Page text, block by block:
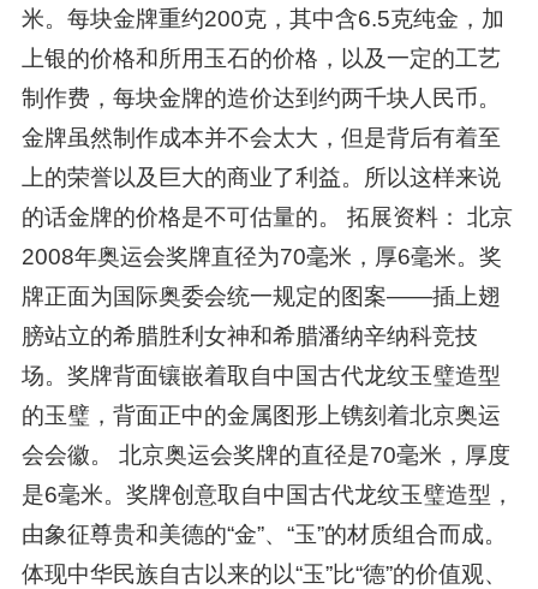
米。每块金牌重约200克，其中含6.5克纯金，加
上银的价格和所用玉石的价格，以及一定的工艺
制作费，每块金牌的造价达到约两千块人民币。
金牌虽然制作成本并不会太大，但是背后有着至
上的荣誉以及巨大的商业了利益。所以这样来说
的话金牌的价格是不可估量的。 拓展资料： 北京
2008年奥运会奖牌直径为70毫米，厚6毫米。奖
牌正面为国际奥委会统一规定的图案——插上翅
膀站立的希腊胜利女神和希腊潘纳辛纳科竞技
场。奖牌背面镶嵌着取自中国古代龙纹玉璧造型
的玉璧，背面正中的金属图形上镌刻着北京奥运
会会徽。 北京奥运会奖牌的直径是70毫米，厚度
是6毫米。奖牌创意取自中国古代龙纹玉璧造型，
由象征尊贵和美德的“金”、“玉”的材质组合而成。
体现中华民族自古以来的以“玉”比“德”的价值观、